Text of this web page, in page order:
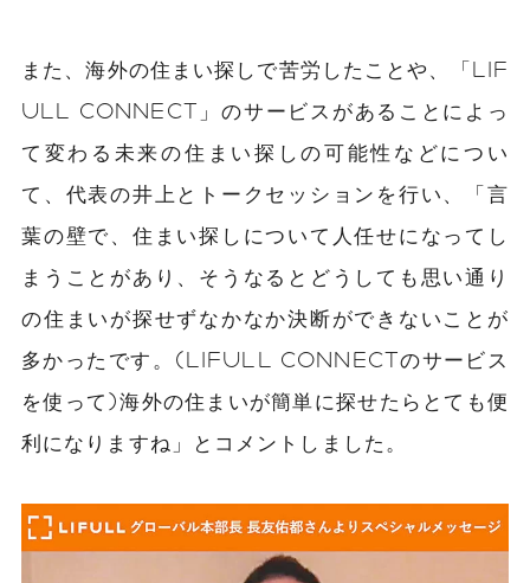
また、海外の住まい探しで苦労したことや、「LIF
ULL CONNECT」のサービスがあることによっ
て変わる未来の住まい探しの可能性などについ
て、代表の井上とトークセッションを行い、「言
葉の壁で、住まい探しについて人任せになってし
まうことがあり、そうなるとどうしても思い通り
の住まいが探せずなかなか決断ができないことが
多かったです。(LIFULL CONNECTのサービス
を使って)海外の住まいが簡単に探せたらとても便
利になりますね」とコメントしました。